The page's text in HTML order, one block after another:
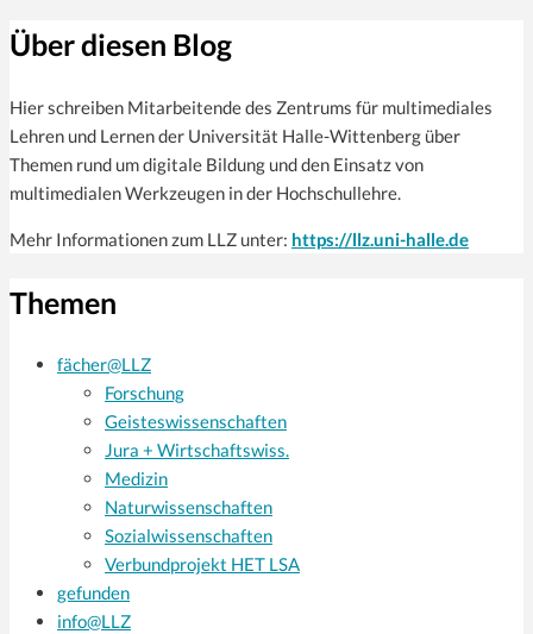
Über diesen Blog
Hier schreiben Mitarbeitende des Zentrums für multi­mediales
Lehren und Lernen der Universität Halle-Wittenberg über
Themen rund um digitale Bildung und den Einsatz von
multimedialen Werkzeugen in der Hochschullehre.
Mehr Informationen zum LLZ unter: https://llz.uni-halle.de
Themen
fächer@LLZ
Forschung
Geisteswissenschaften
Jura + Wirtschaftswiss.
Medizin
Naturwissenschaften
Sozialwissenschaften
Verbundprojekt HET LSA
gefunden
info@LLZ